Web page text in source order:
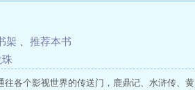
架
推荐本书
珠
各个影视世界的传送门，鹿鼎记、水浒传、黄